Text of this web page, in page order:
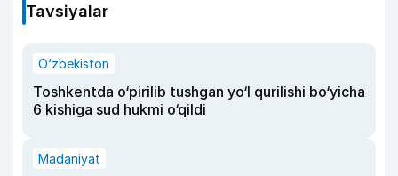
Tavsiyalar
O‘zbekiston
Toshkentda o‘pirilib tushgan yo‘l qurilishi bo‘yicha
6 kishiga sud hukmi o‘qildi
Madaniyat